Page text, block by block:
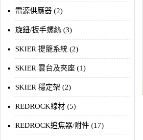
電源供應器 (2)
旋鈕/扳手螺絲 (3)
SKIER 提籠系統 (2)
SKIER 雲台及夾座 (1)
SKIER 穩定架 (2)
REDROCK線材 (5)
REDROCK追焦器/附件 (17)